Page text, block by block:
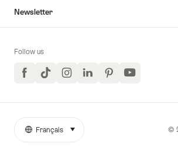
Newsletter
Follow us
FacebookTikTokInstagramLinkedInPinterestYouTube
More
©
Langue
Français sélectionner (cliquer pour afficher)